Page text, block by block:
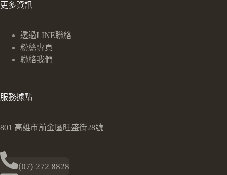
更多資訊
透過LINE聯絡
粉絲專頁
聯絡我們
服務據點
801 高雄市前金區旺盛街28號
(07) 272 8828